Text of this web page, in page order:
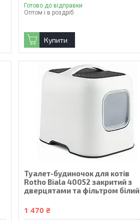
Готово до відправки
Оптом і в роздріб
Купити
Туалет-будиночок для котів
Rotho Biala 40052 закритий з
дверцятами та фільтром білий
1 470 ₴